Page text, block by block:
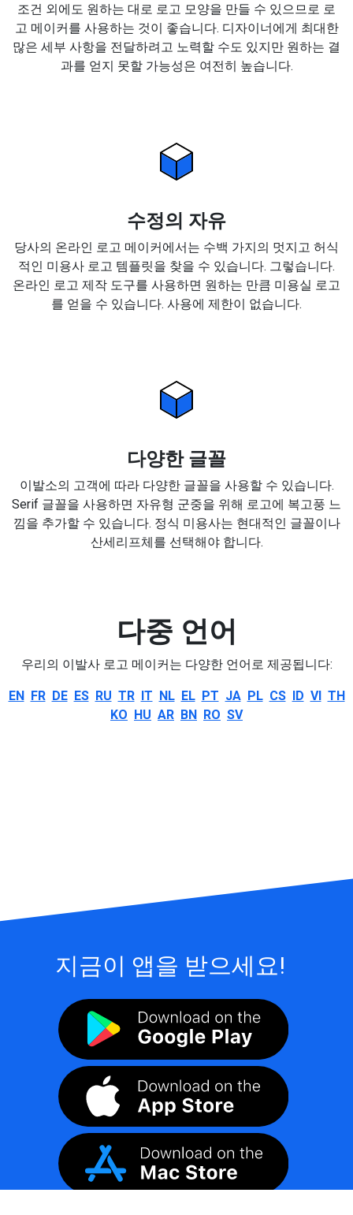
조건 외에도 원하는 대로 로고 모양을 만들 수 있으므로 로
고 메이커를 사용하는 것이 좋습니다. 디자이너에게 최대한
많은 세부 사항을 전달하려고 노력할 수도 있지만 원하는 결
과를 얻지 못할 가능성은 여전히 높습니다.
수정의 자유
당사의 온라인 로고 메이커에서는 수백 가지의 멋지고 허식
적인 미용사 로고 템플릿을 찾을 수 있습니다. 그렇습니다.
온라인 로고 제작 도구를 사용하면 원하는 만큼 미용실 로고
를 얻을 수 있습니다. 사용에 제한이 없습니다.
다양한 글꼴
이발소의 고객에 따라 다양한 글꼴을 사용할 수 있습니다.
Serif 글꼴을 사용하면 자유형 군중을 위해 로고에 복고풍 느
낌을 추가할 수 있습니다. 정식 미용사는 현대적인 글꼴이나
산세리프체를 선택해야 합니다.
다중 언어
우리의 이발사 로고 메이커는 다양한 언어로 제공됩니다:
EN FR DE ES RU TR IT NL EL PT JA PL CS ID VI TH
KO HU AR BN RO SV
지금이 앱을 받으세요!